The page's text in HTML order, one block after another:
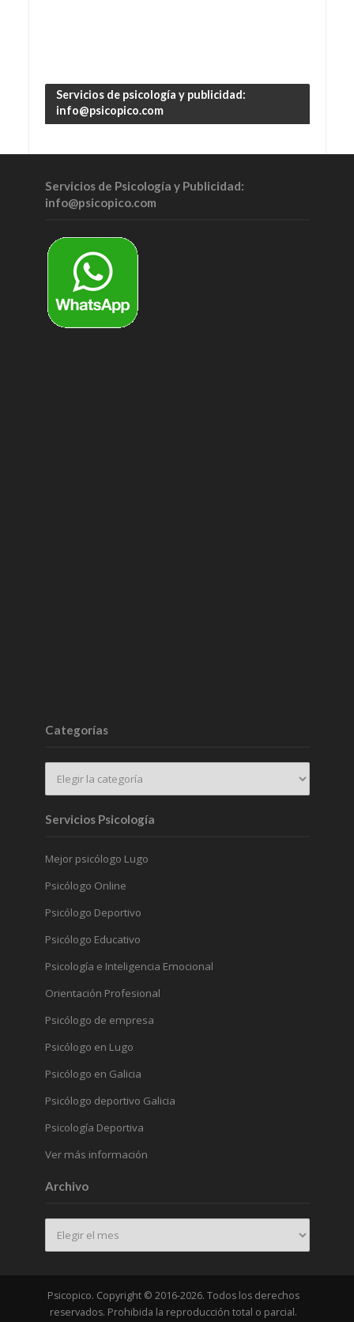
Servicios de psicología y publicidad:
info@psicopico.com
Servicios de Psicología y Publicidad:
info@psicopico.com
Categorías
Servicios Psicología
Mejor psicólogo Lugo
Psicólogo Online
Psicólogo Deportivo
Psicólogo Educativo
Psicología e Inteligencia Emocional
Orientación Profesional
Psicólogo de empresa
Psicólogo en Lugo
Psicólogo en Galicia
Psicólogo deportivo Galicia
Psicología Deportiva
Ver más información
Archivo
Archivo
Psicopico. Copyright © 2016-2026. Todos los derechos
reservados. Prohibida la reproducción total o parcial.